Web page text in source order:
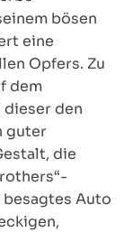
bösen
eine
Opfers. Zu
dem
dieser den
guter
die
Auto